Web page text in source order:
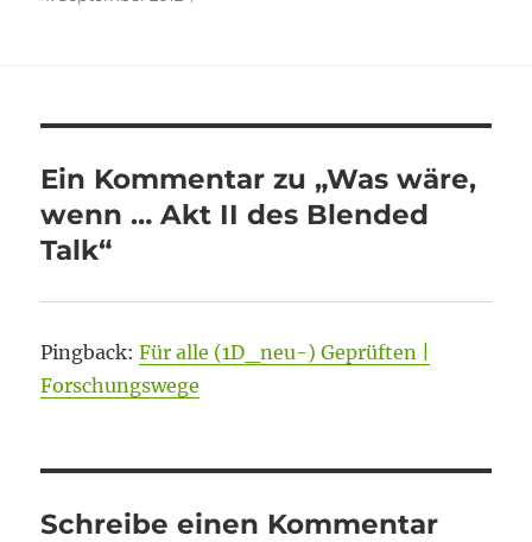
Ein Kommentar zu „Was wäre,
wenn … Akt II des Blended
Talk“
Pingback:Für alle (1D_neu-) Geprüften |
Forschungswege
Schreibe einen Kommentar